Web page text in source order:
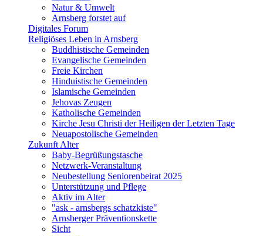
Natur & Umwelt
Arnsberg forstet auf
Digitales Forum
Religiöses Leben in Arnsberg
Buddhistische Gemeinden
Evangelische Gemeinden
Freie Kirchen
Hinduistische Gemeinden
Islamische Gemeinden
Jehovas Zeugen
Katholische Gemeinden
Kirche Jesu Christi der Heiligen der Letzten Tage
Neuapostolische Gemeinden
Zukunft Alter
Baby-Begrüßungstasche
Netzwerk-Veranstaltung
Neubestellung Seniorenbeirat 2025
Unterstützung und Pflege
Aktiv im Alter
"ask - arnsbergs schatzkiste"
Arnsberger Präventionskette
Sicht